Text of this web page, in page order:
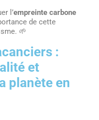
l’empreinte carbone
de cette
🌱
:
et
planète en